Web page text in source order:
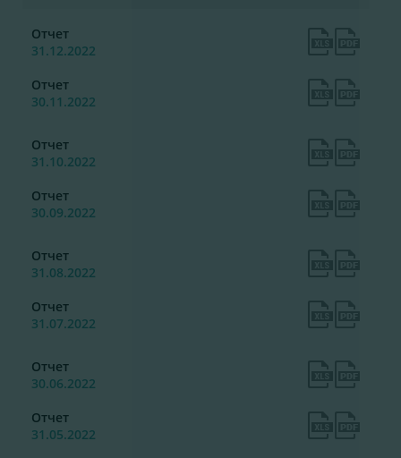
Отчет
31.12.2022
Отчет
30.11.2022
Отчет
31.10.2022
Отчет
30.09.2022
Отчет
31.08.2022
Отчет
31.07.2022
Отчет
30.06.2022
Отчет
31.05.2022